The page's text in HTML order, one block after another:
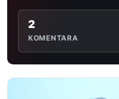
2
KOMENTARA